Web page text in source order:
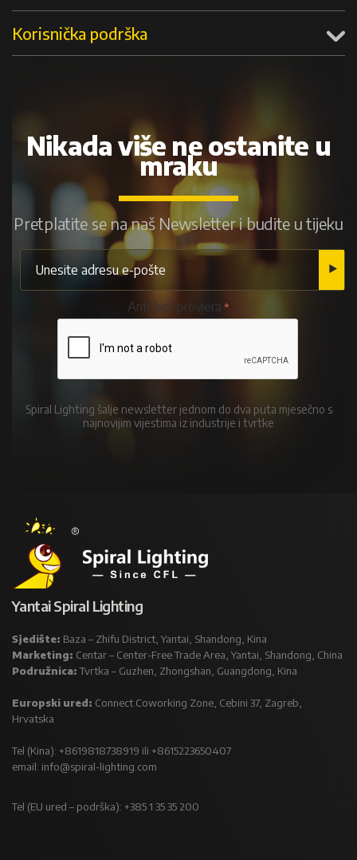
Korisnička podrška
Nikada više ne ostanite u
mraku
Pretplatite se na naš Newsletter i budite u tijeku
Anti-bot provjera
Spiral Lighting šalje newsletter jednom do dva puta mjesečno s
najnovijim vijestima iz industrije i tvrtke
Yantai Spiral Lighting
Sjedište: Baza – Zhifu District, Yantai, Shandong, Kina
Marketing: Centar – Center-Free Trade Area, Yantai, Shandong, China
Podružnica:Tvrtka – Guzhen, Zhongshan, Guangdong, Kina
Europski ured: Connect Coworking Zone, Cebini 37, Zagreb,
Hrvatska
Tel (Kina): +8619818738919 ili +8615223650407
email: info@spiral-lighting.com
Tel (EU ured – podrška): +385 1 35 35 200